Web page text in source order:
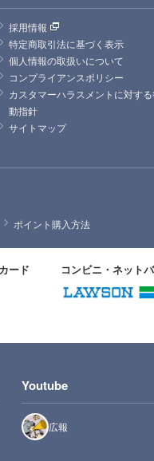
採用情報
特定商取引法に基づく表示
個人情報の取扱いについて
コンプライアンスポリシー
カスタマーハラスメントに対す
動指針
サイトマップ
ポイント購入方法
ード コンビニ・ネット
Youtube
広報